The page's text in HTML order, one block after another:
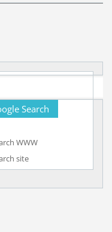
WWW
site